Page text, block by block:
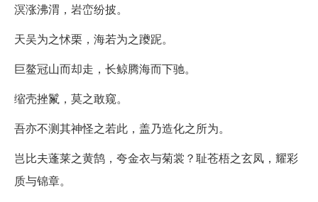
溟涨沸渭，岩峦纷披。
天吴为之怵栗，海若为之躨跜。
巨鳌冠山而却走，长鲸腾海而下驰。
缩壳挫鬣，莫之敢窥。
吾亦不测其神怪之若此，盖乃造化之所为。
岂比夫蓬莱之黄鹄，夸金衣与菊裳？耻苍梧之玄凤，耀彩
质与锦章。